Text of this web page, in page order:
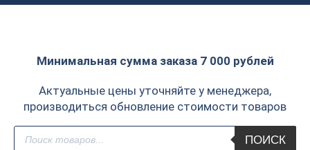
Минимальная сумма заказа 7 000 рублей
Актуальные цены уточняйте у менеджера,
производиться обновление стоимости товаров
Поиск
товаров
ПОИСК